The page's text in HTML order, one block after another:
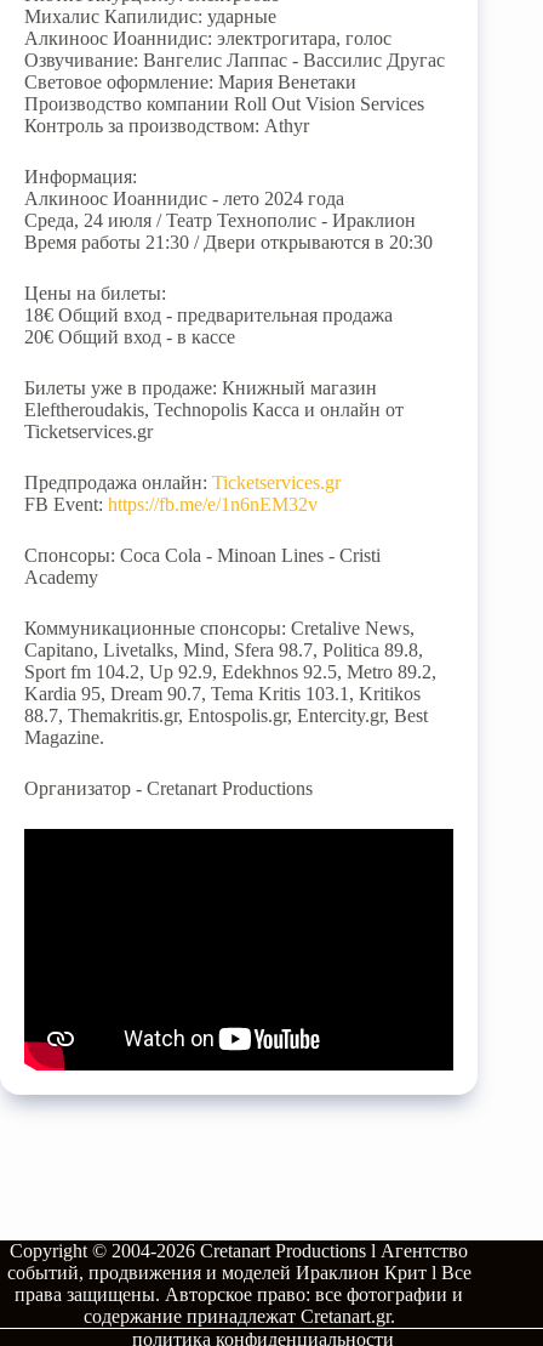
Михалис Капилидис: ударные
Алкиноос Иоаннидис: электрогитара, голос
Озвучивание: Вангелис Лаппас - Вассилис Другас
Световое оформление: Мария Венетаки
Производство компании Roll Out Vision Services
Контроль за производством: Athyr
Информация:
Алкиноос Иоаннидис - лето 2024 года
Среда, 24 июля / Театр Технополис - Ираклион
Время работы 21:30 / Двери открываются в 20:30
Цены на билеты:
18€ Общий вход - предварительная продажа
20€ Общий вход - в кассе
Билеты уже в продаже: Книжный магазин
Eleftheroudakis, Technopolis Касса и онлайн от
Ticketservices.gr
Предпродажа онлайн: Ticketservices.gr
FB Event: https://fb.me/e/1n6nEM32v
Спонсоры: Coca Cola - Minoan Lines - Cristi
Academy
Коммуникационные спонсоры: Cretalive News,
Capitano, Livetalks, Mind, Sfera 98.7, Politica 89.8,
Sport fm 104.2, Up 92.9, Edekhnos 92.5, Metro 89.2,
Kardia 95, Dream 90.7, Tema Kritis 103.1, Kritikos
88.7, Themakritis.gr, Entospolis.gr, Entercity.gr, Best
Magazine.
Организатор - Cretanart Productions
Copyright © 2004-2026Cretanart Productions l Агентство
событий, продвижения и моделей Ираклион Крит l Все
права защищены. Авторское право: все фотографии и
содержание принадлежат Cretanart.gr.
политика конфиденциальности